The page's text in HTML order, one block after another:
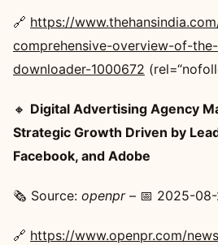
🔗 https://
comprehensive-overview-of-
downloader-1000672
🔸 Digital Advertising Agency
Strategic Growth Driven by
Facebook, and Adobe
🗞️ Source: openpr– 📅 2025-
🔗 https://www.openpr.com/